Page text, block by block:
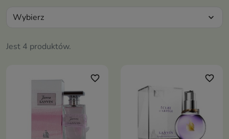
Jest 4 produktów.
Wybierz expand_more
favorite_border favorite_border